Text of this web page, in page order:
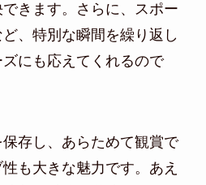
きます。さらに、スポー
、特別な瞬間を繰り返し
にも応えてくれるので
存し、あらためて観賞で
も大きな魅力です。あえ